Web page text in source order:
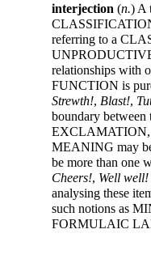
interjection (n.) A
referring to a
relationships with
FUNCTION is
Strewth!, Blast!,
boundary between
EXCLAMATION,
MEANING may
be more than one
Cheers!, Well well!
analysing these
such notions as
FORMULAIC